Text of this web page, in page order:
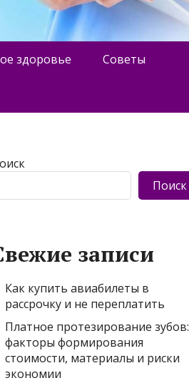
здоровье Советы
Поиск
записи
Как купить авиабилеты в
рассрочку и не переплатить
Платное протезирование зубов:
факторы формирования
стоимости, материалы и риски
экономии